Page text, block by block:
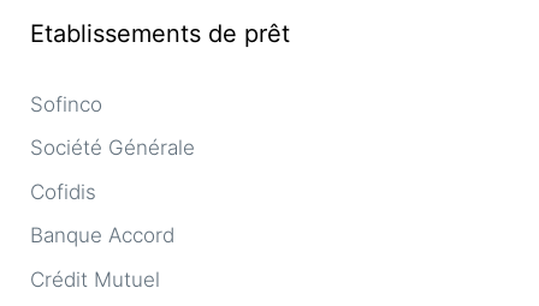
Etablissements de prêt
Sofinco
Société Générale
Cofidis
Banque Accord
Crédit Mutuel